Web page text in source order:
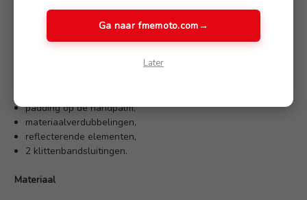
dubbele lagen suède,
touchscreenfunctie.
padding op de handpalm,
materiaalverdubbelingen,
reflecterende elementen,
2 klittenbandsluitingen.
Materiaal
Ga naar fmemoto.com→
Later